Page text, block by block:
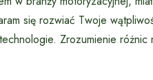
się rozwiać Twoje
Zrozumienie